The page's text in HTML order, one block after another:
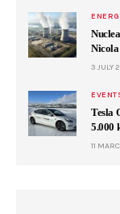
3 JULY
Tesla
5.000
11